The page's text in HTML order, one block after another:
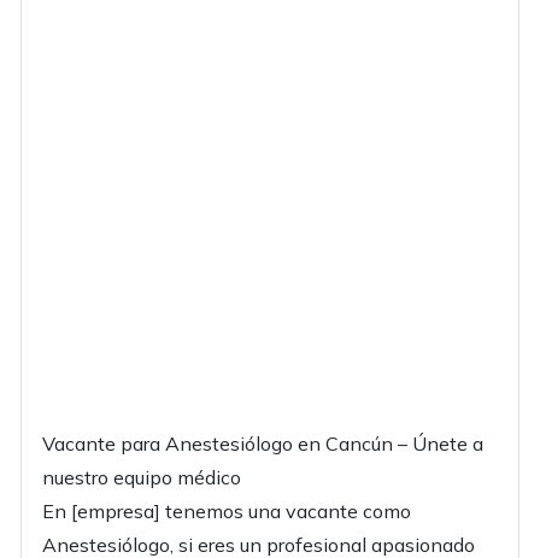
Vacante para Anestesiólogo en Cancún – Únete a
nuestro equipo médico
En [empresa] tenemos una vacante como
Anestesiólogo, si eres un profesional apasionado